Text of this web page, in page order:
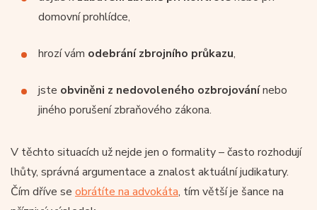
domovní prohlídce,
hrozí vám odebrání zbrojního průkazu,
jste obviněni z nedovoleného ozbrojovánínebo
jiného porušení zbraňového zákona.
V těchto situacích už nejde jen o formality – často rozhodují
lhůty, správná argumentace a znalost aktuální judikatury.
Čím dříve se obrátíte na advokáta, tím větší je šance na